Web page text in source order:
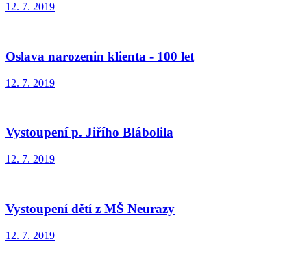
12. 7. 2019
Oslava narozenin klienta - 100 let
12. 7. 2019
Vystoupení p. Jiřího Blábolila
12. 7. 2019
Vystoupení dětí z MŠ Neurazy
12. 7. 2019